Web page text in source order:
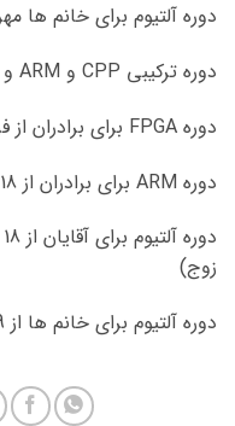
دوره آلتیوم برای خانم ها مهر
دوره ترکیبی CPP و ARM و IOT برای برادران تا آخر سال 1402
دوره FPGA برای برادران از فروردین تا 15 تیر 1403
دوره ARM برای برادران از 18 تیر تا 15 مهر 1403
زوج)
دوره آلتیوم برای خانم ها از 19 آبان تا 17 آذر 1403 (روزهای زوج)